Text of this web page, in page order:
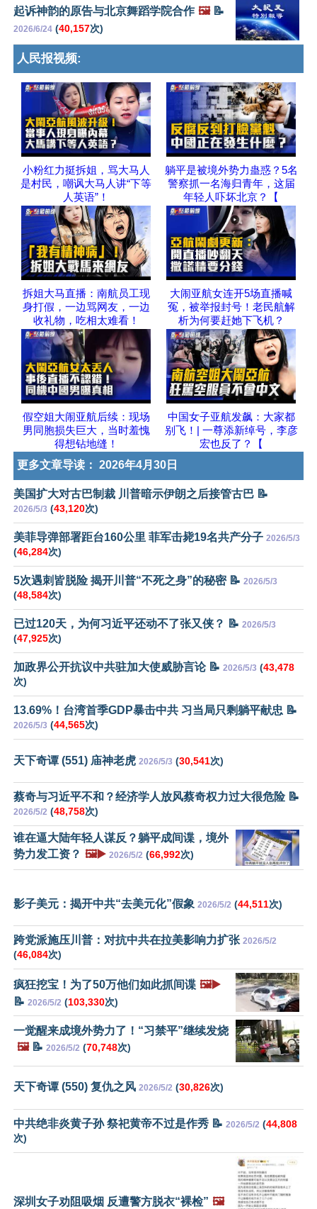
起诉神韵的原告与北京舞蹈学院合作 🖼️📝
2026/6/24 (40,157次)
人民报视频:
小粉红力挺拆姐，骂大马人
是村民，嘲讽大马人讲“下等
人英语”！
躺平是被境外势力蛊惑？5名
警察抓一名海归青年，这届
年轻人吓坏北京？【
拆姐大马直播：南航员工现
身打假，一边骂网友，一边
收礼物，吃相太难看！
大闹亚航女连开5场直播喊
冤，被举报封号！老民航解
析为何要赶她下飞机？
假空姐大闹亚航后续：现场
男同胞损失巨大，当时羞愧
得想钻地缝！
中国女子亚航发飙：大家都
别飞！| 一尊添新绰号，李彦
宏也反了？【
更多文章导读： 2026年4月30日
美国扩大对古巴制裁 川普暗示伊朗之后接管古巴 📝
2026/5/3 (43,120次)
美菲导弹部署距台160公里 菲军击毙19名共产分子 2026/5/3
(46,284次)
5次遇刺皆脱险 揭开川普“不死之身”的秘密 📝 2026/5/3
(48,584次)
已过120天，为何习近平还动不了张又侠？ 📝 2026/5/3
(47,925次)
加政界公开抗议中共驻加大使威胁言论 📝 2026/5/3 (43,478
次)
13.69%！台湾首季GDP暴击中共 习当局只剩躺平献忠 📝
2026/5/3 (44,565次)
天下奇谭 (551) 庙神老虎 2026/5/3 (30,541次)
蔡奇与习近平不和？经济学人放风蔡奇权力过大很危险 📝
2026/5/2 (48,758次)
谁在逼大陆年轻人谋反？躺平成间谍，境外
势力发工资？ 🖼️▶️ 2026/5/2 (66,992次)
影子美元：揭开中共“去美元化”假象 2026/5/2 (44,511次)
跨党派施压川普：对抗中共在拉美影响力扩张 2026/5/2
(46,084次)
疯狂挖宝！为了50万他们如此抓间谍 🖼️▶️
📝 2026/5/2 (103,330次)
一觉醒来成境外势力了！“习禁平”继续发烧
🖼️📝 2026/5/2 (70,748次)
天下奇谭 (550) 复仇之风 2026/5/2 (30,826次)
中共绝非炎黄子孙 祭祀黄帝不过是作秀 📝 2026/5/2 (44,808
次)
深圳女子劝阻吸烟 反遭警方脱衣“裸检” 🖼️